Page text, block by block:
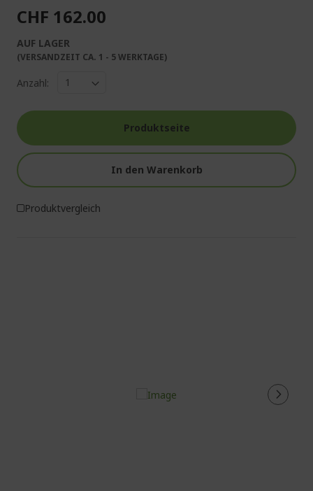
CHF 162.00
AUF LAGER
(VERSANDZEIT CA. 1 - 5 WERKTAGE)
Anzahl:
Produktseite
In den Warenkorb
Produktvergleich